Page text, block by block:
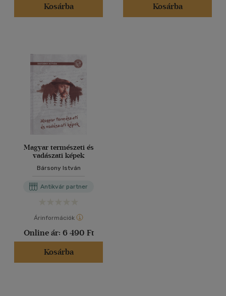
Kosárba
Kosárba
Magyar természeti és
vadászati képek
Bársony István
Antikvár partner
Árinformációk
Online ár: 6 490 Ft
Kosárba